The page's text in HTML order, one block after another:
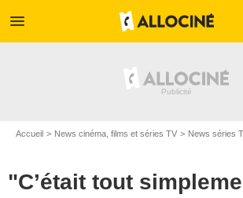
menu
Accueil News cinéma, films et séries TV News séries
"C’était tout